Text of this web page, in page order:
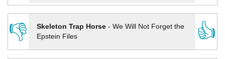
👎
Skeleton Trap Horse- We Will Not Forget the
Epstein Files
👍